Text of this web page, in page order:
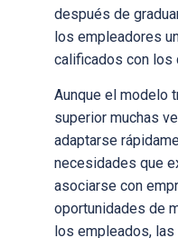
después de
los empleadores
calificados con los
Aunque el modelo
superior muchas
adaptarse
necesidades que
asociarse con
oportunidades de
los empleados,